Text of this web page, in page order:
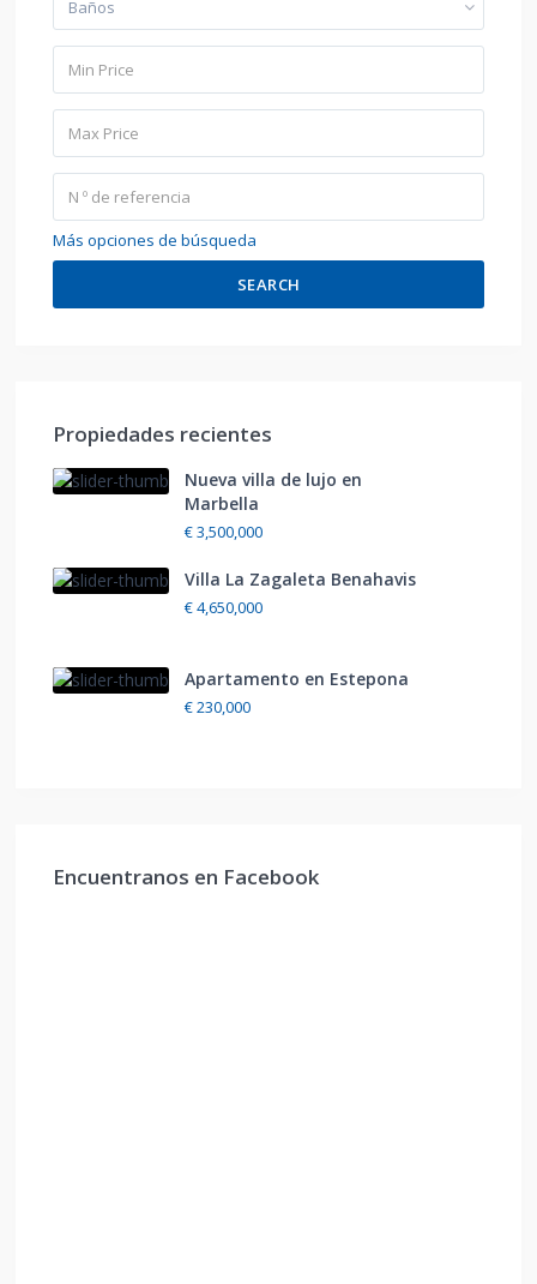
Baños
Más opciones de búsqueda
SEARCH
Propiedades recientes
Nueva villa de lujo en
Marbella
€ 3,500,000
Villa La Zagaleta Benahavis
€ 4,650,000
Apartamento en Estepona
€ 230,000
Encuentranos en Facebook